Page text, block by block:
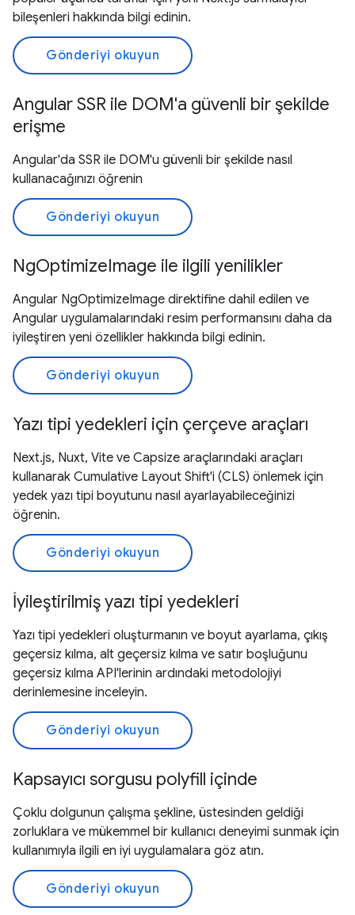
bileşenleri hakkında bilgi edinin.
Gönderiyi okuyun
Angular SSR ile DOM'a güvenli bir şekilde
erişme
Angular'da SSR ile DOM'u güvenli bir şekilde nasıl
kullanacağınızı öğrenin
Gönderiyi okuyun
NgOptimizeImage ile ilgili yenilikler
Angular NgOptimizeImage direktifine dahil edilen ve
Angular uygulamalarındaki resim performansını daha da
iyileştiren yeni özellikler hakkında bilgi edinin.
Gönderiyi okuyun
Yazı tipi yedekleri için çerçeve araçları
Next.js, Nuxt, Vite ve Capsize araçlarındaki araçları
kullanarak Cumulative Layout Shift'i (CLS) önlemek için
yedek yazı tipi boyutunu nasıl ayarlayabileceğinizi
öğrenin.
Gönderiyi okuyun
İyileştirilmiş yazı tipi yedekleri
Yazı tipi yedekleri oluşturmanın ve boyut ayarlama, çıkış
geçersiz kılma, alt geçersiz kılma ve satır boşluğunu
geçersiz kılma API'lerinin ardındaki metodolojiyi
derinlemesine inceleyin.
Gönderiyi okuyun
Kapsayıcı sorgusu polyfill içinde
Çoklu dolgunun çalışma şekline, üstesinden geldiği
zorluklara ve mükemmel bir kullanıcı deneyimi sunmak için
kullanımıyla ilgili en iyi uygulamalara göz atın.
Gönderiyi okuyun